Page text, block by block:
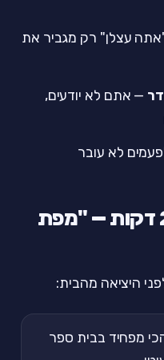
עצלן" רק מגביר את
— אתם לא יודעים,
לא עובר
תכל׳ס: תרגיל של 2 דקות — "מפת
היציאה מהבית:
מפחיד בבית ספר